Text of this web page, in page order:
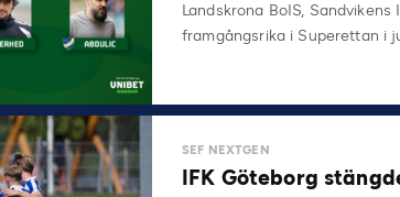
Landskrona BoIS,
framgångsrika i Superettan i
SEF NEXTGEN
IFK Göteborg